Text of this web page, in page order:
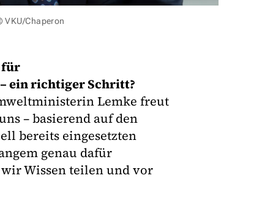
VKU/Chaperon
für
– ein richtiger Schritt?
Lemke freut
– basierend auf den
bereits eingesetzten
genau dafür
Wissen teilen und vor